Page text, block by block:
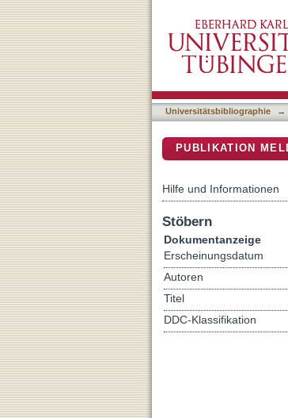
Myosin7a
Universitätsbibliographie →
PUBLIKATION
Hilfe und Informationen
Stöbern
Dokumentanzeige
Erscheinungsdatum
Autoren
Titel
DDC-Klassifikation